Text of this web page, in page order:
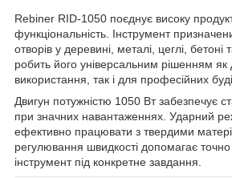
Rebiner RID-1050 поєднує високу
функціональність. Інструмент
отворів у деревині, металі, цеглі, бетоні
робить його універсальним рішенням як
використання, так і для професійних
Двигун потужністю 1050 Вт забезпечує
при значних навантаженнях. Ударний
ефективно працювати з твердими
регулювання швидкості допомагає
інструмент під конкретне завдання.